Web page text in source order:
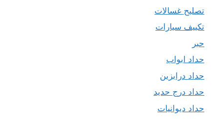
تصليح غسالات
تكييف سيارات
حبر
حداد ابواب
حداد درابزين
حداد درج حديد
حداد ديوانيات